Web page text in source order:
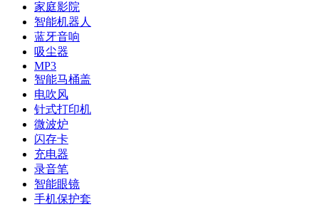
家庭影院
智能机器人
蓝牙音响
吸尘器
MP3
智能马桶盖
电吹风
针式打印机
微波炉
闪存卡
充电器
录音笔
智能眼镜
手机保护套